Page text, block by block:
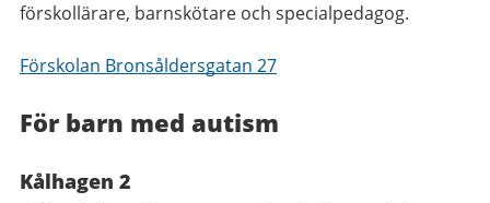
förskollärare, barnskötare och specialpedagog.
Förskolan Bronsåldersgatan 27
För barn med autism
Kålhagen 2